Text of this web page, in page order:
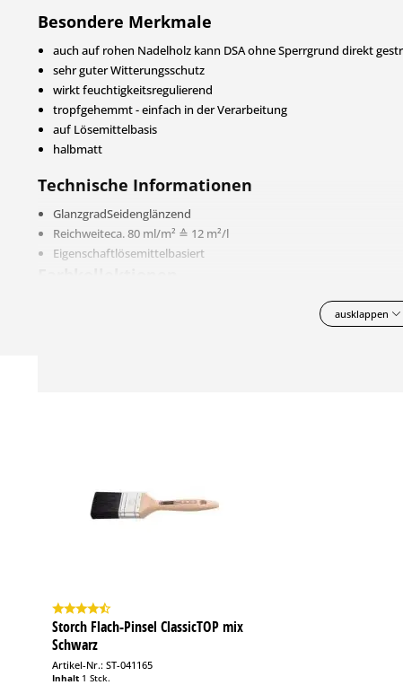
Besondere Merkmale
auch auf rohen Nadelholz kann DSA ohne Sperrgrund direkt
sehr guter Witterungsschutz
wirkt feuchtigkeitsregulierend
tropfgehemmt - einfach in der Verarbeitung
auf Lösemittelbasis
halbmatt
Technische Informationen
GlanzgradSeidenglänzend
Reichweiteca. 80 ml/m² ≙ 12 m²/l
Eigenschaftlösemittelbasiert
Mit Cetol DSA.
ausklappen
Storch Flach-Pinsel ClassicTOP mix
Schwarz
Artikel-Nr.: ST-041165
Inhalt 1 Stck.